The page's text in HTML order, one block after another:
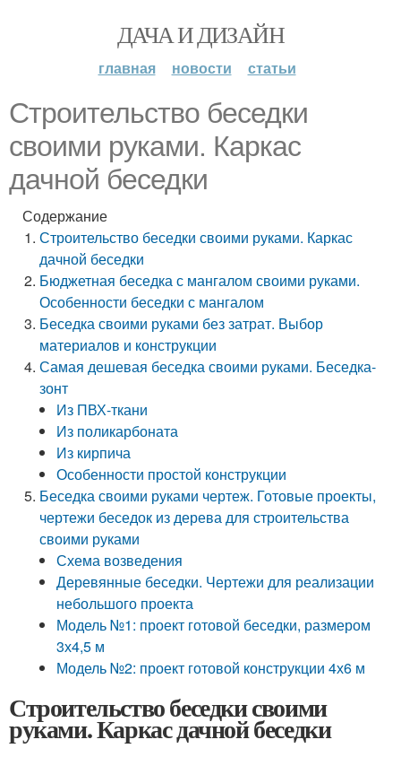
ДАЧА И ДИЗАЙН
главная новости статьи
Строительство беседки
своими руками. Каркас
дачной беседки
Содержание
Строительство беседки своими руками. Каркас
дачной беседки
Бюджетная беседка с мангалом своими руками.
Особенности беседки с мангалом
Беседка своими руками без затрат. Выбор
материалов и конструкции
Самая дешевая беседка своими руками. Беседка-
зонт
Из ПВХ-ткани
Из поликарбоната
Из кирпича
Особенности простой конструкции
Беседка своими руками чертеж. Готовые проекты,
чертежи беседок из дерева для строительства
своими руками
Схема возведения
Деревянные беседки. Чертежи для реализации
небольшого проекта
Модель №1: проект готовой беседки, размером
3х4,5 м
Модель №2: проект готовой конструкции 4х6 м
Строительство беседки своими
руками. Каркас дачной беседки